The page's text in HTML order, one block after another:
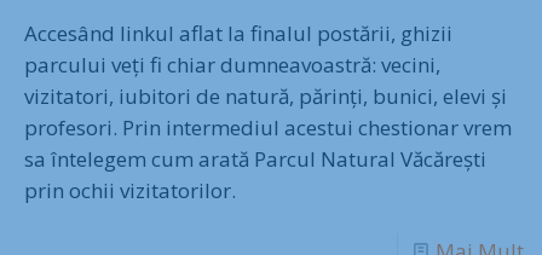
Accesând linkul aflat la finalul postării, ghizii
parcului veți fi chiar dumneavoastră: vecini,
vizitatori, iubitori de natură, părinți, bunici, elevi și
profesori. Prin intermediul acestui chestionar vrem
sa întelegem cum arată Parcul Natural Văcărești
prin ochii vizitatorilor.